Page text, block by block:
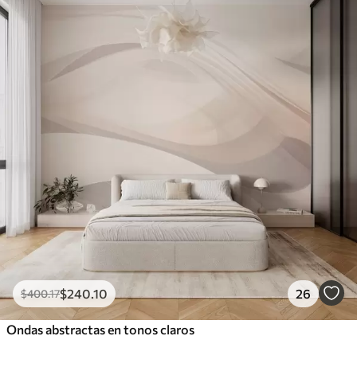
$400.17$240 .10 26
Ondas abstractas en tonos claros